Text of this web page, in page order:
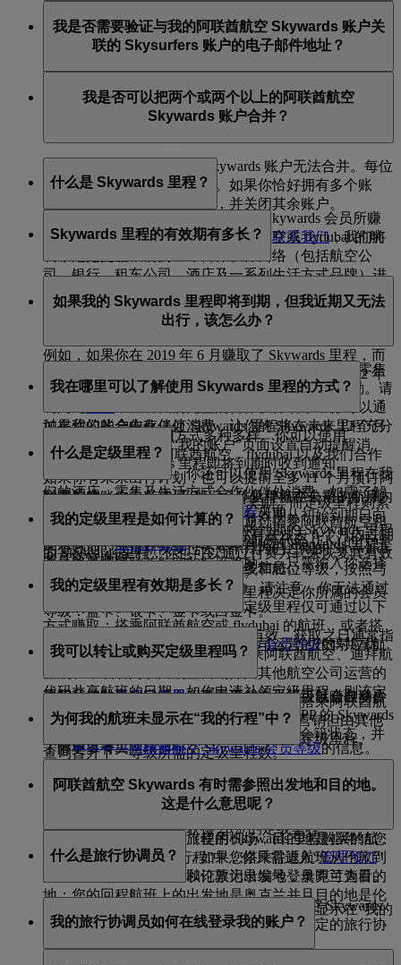
点击“编辑个人资料”，然后更新或编辑你的个人信
息。
电子邮件地址。如果你的电子邮件地址与其他阿联酋航
空 Skywards 会员共用，你必须先将你的电子邮件地址更
我是否需要验证与我的阿联酋航空 Skywards 账户关
联的 Skysurfers 账户的电子邮件地址？
Skywards 账户关联，现阶段不需要进行单独的电子邮件
地址验证。然而，请确保你的阿联酋航空 Skywards 账户
我是否可以把两个或两个以上的阿联酋航空
Skywards 账户合并？
很抱歉，多个阿联酋航空 Skywards 账户无法合并。每位
会员仅限拥有一个有效账户。如果你恰好拥有多个账
户，我们将为你保留主账户，并关闭其余账户。
如需协助确认需保留的账户，请随时联系我们，我们将
什么是 Skywards 里程？
Skywards 里程是你作为阿联酋航空 Skywards 会员所赚
取的奖励货币。无论是搭乘阿联酋航空或 flydubai 的航
班，还是通过我们的全球合作伙伴网络（包括航空公
司、银行、租车公司、酒店及一系列生活方式品牌）进
行消费，均可赚取 Skywards 里程。
Skywards 里程的有效期有多长？
Skywards 里程即将到期的日历年，该部分里程将在会员
生日当月月底从会员账户中移除。
例如，如果你在 2019 年 6 月赚取了 Skywards 里程，而
你的生日是在 8 月，则这些 Skywards 里程将于 2022 年
8 月 31 日到期。
如果你的账户中有任何 Skywards 里程将在未来 12 个月
内到期，你可以通过“我的账户”页面设置自动提醒消
息，以便在 Skywards 里程即将到期时收到通知。
如果你的账户中有任何 Skywards 里程将在未来 3 个月内
到期，你可以通过付费方式将其有效期从初始到期日向
后再延长 12 个月。此外，如果你有在过去 6 个月内过期
的 Skywards 里程，你也可以通过付费方式来恢复其有效
了解完整信息。
如果我的 Skywards 里程即将到期，但我近期又无法
出行，该怎么办？
如果你近期没有出行计划，你可以在我们的酒店、零售
和生活方式合作伙伴处使用 Skywards 里程兑换奖励。请
，查看我们完整的合作伙伴名单，你可以通
过在我们的合作伙伴处消费，让你的 Skywards 里程充分
发挥价值。
如果你有未来出行计划，也可以提前至多 11 个月预订阿
联酋航空、flydubai 以及我们合作伙伴航空公司的航班。
你还可以选择延长未来 3 个月内将到期的 Skywards 里程
的有效期，或重新恢复过去 6 个月内已过期的 Skywards
里程的有效期。点击
了解更多信息。
我在哪里可以了解使用 Skywards 里程的方式？
Skywards 里程的使用方式多种多样。你可以使用
Skywards 里程兑换阿联酋航空、flydubai 以及我们合作
伙伴航空公司的航班。你还可以使用 Skywards 里程在我
们的酒店、零售及生活方式合作伙伴处消费。如需了解
更多信息，请访问我们的使用里程页面。
使用我们的里程计算器，快速查询你的 Skywards 里程是
否足够兑换阿联酋航空的航班奖励——只需输入你选择
的航线，即可查看所需的里程数。
什么是定级里程？
可以用来购买各种奖励，而定级里程则累
积用于晋升会员等级，并且主要通过搭乘阿联酋航空和
flydubai 的航班或含有阿联酋航空航班代码 (EK) 的代码
共享航班赚取。
在符合资格期间内所获取的定级里程决定你所属的会员
等级：蓝卡、银卡、金卡或白金卡。
了解更多关于阿联酋航空 Skywards 会员等级的对应优
惠。
累积足够数量的定级里程后，你的会员等级就会自动晋
升。登录账户后，你可以在阿联酋航空 APP 的 Skywards
页面以及官网的“我的概览”页面查看你的会籍状态，并
查询晋升下一等级所需的定级里程数。
了解更多关于升级到更高等级的信息。
我的定级里程是如何计算的？
定级里程是根据支付的票价、航线和舱位等级，按照与
Skywards 里程相同的比例计算的。请注意，你无法通过
我们的合作伙伴赚取定级里程。定级里程仅可通过以下
方式赚取：搭乘阿联酋航空或 flydubai 的航班，或者搭
乘阿联酋航空营销但由其他航空公司运营的代码共享航
班。
使用我们的里程计算器，查看下一次飞行可以赚取多少
里程。
了解更多有关阿联酋航空 Skywards 会员等级的信息。
我的定级里程有效期是多长？
定级里程自获取之日起 13 个月内有效，获取之日通常指
阿联酋航空 Skywards 会员首次搭乘阿联酋航空、迪拜航
空航班，或者阿联酋航空营销并由其他航空公司运营的
代码共享航班的日期。如你申请补领定级里程，则该定
级里程的有效期从搭乘该航班之日起计算。
了解如何保持会籍状态。
我可以转让或购买定级里程吗？
不可以，定级里程不可转让或购买。唯有搭乘阿联酋航
空和 flydubai 的航班，或者由阿联酋航空营销但由其他
航空公司运营的代码共享航班，方可赚取定级里程。
妨在下次乘机时考虑购买更高类别的票价或升舱，从而
赚取更多定级里程。你还可以订购 Skywards+
餐，在订购期内可额外获得 20% 的定级里程。
为何我的航班未显示在“我的行程”中？
空航班。如果你预订的是 flydubai 航班，请登录
flydubai.com 进行查看。
阿联酋航空的奖励预订（使用 Skywards 里程购买的航
班）也会显示在“我的行程”中，你只需进入“管理预订”
页面，并使用你的姓氏和订票记录编号登录即可查看。
在以下情形中，阿联酋航空的航班可能不会显示在“我的
行程”中：
阿联酋航空 Skywards 有时需参照出发地和目的地。
这是什么意思呢？
出发地是指开始您每段旅程的机场，目的地是指终结您
每段旅程的机场。所以，如果您搭乘往返航班从伦敦到
奥克兰，您的境外旅程以伦敦为出发地，奥克兰为目的
地；您的回程航班上的出发地是奥克兰并且目的地是伦
敦。中途停留不算作目的地。
什么是旅行协调员？
旅行协调员是指年满 18 周岁、经阿联酋航空 Skywards
会员指定代其管理账户相关事宜的人士。指定的旅行协
我的旅行协调员如何在线登录我的账户？